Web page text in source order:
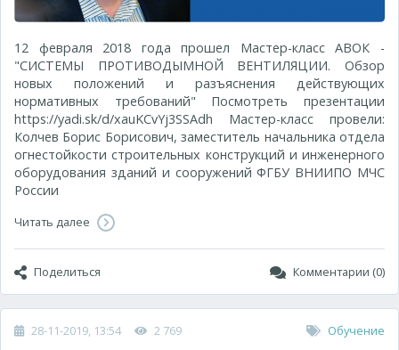
12 февраля 2018 года прошел Мастер-класс АВОК -
"СИСТЕМЫ ПРОТИВОДЫМНОЙ ВЕНТИЛЯЦИИ. Обзор
новых положений и разъяснения действующих
нормативных требований" Посмотреть презентации
https://yadi.sk/d/xauKCvYj3SSAdh Мастер-класс провели:
Колчев Борис Борисович, заместитель начальника отдела
огнестойкости строительных конструкций и инженерного
оборудования зданий и сооружений ФГБУ ВНИИПО МЧС
России
Читать далее
Поделиться Комментарии (0)
28-11-2019, 13:54 2 769 Обучение